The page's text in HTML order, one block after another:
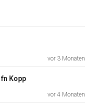
vor 3 Monaten
Kopp
vor 4 Monaten